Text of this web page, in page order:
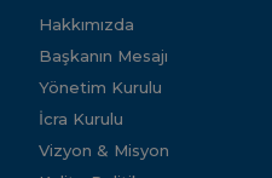
Hakkımızda
Başkanın Mesajı
Yönetim Kurulu
İcra Kurulu
Vizyon & Misyon